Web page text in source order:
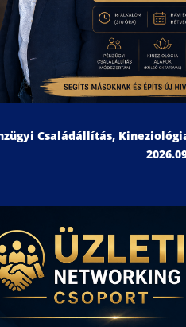
Családállítás,